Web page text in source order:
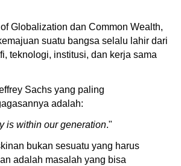
Globalization dan Common Wealth,
suatu bangsa selalu lahir dari
teknologi, institusi, dan kerja sama
Sachs yang paling
adalah:
is within our generation."
bukan sesuatu yang harus
adalah masalah yang bisa